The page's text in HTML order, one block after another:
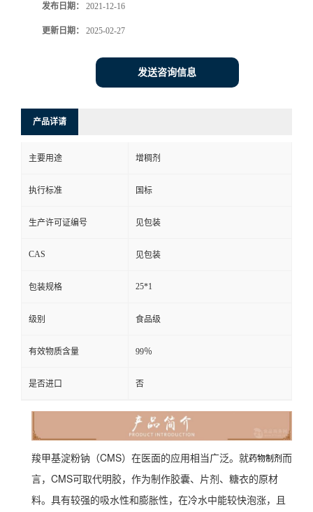
发布日期： 2021-12-16
更新日期： 2025-02-27
发送咨询信息
产品详请
主要用途 增稠剂
执行标准 国标
生产许可证编号 见包装
CAS 见包装
包装规格 25*1
级别 食品级
有效物质含量 99％
是否进口 否
羧甲基淀粉钠（CMS）在医面的应用相当广泛。就药物制剂 而
言，CMS可取代明胶，作为制作胶囊、片剂、糖衣的原材
料。具有较强的吸水性和膨胀性，在冷水中能较快泡涨，且